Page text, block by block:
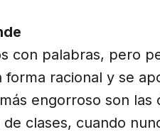
con palabras, pero
racional y se
engorroso son las
clases, cuando